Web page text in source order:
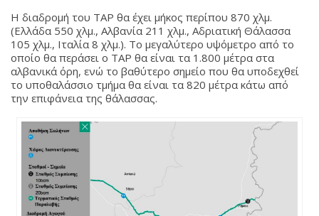
Η διαδρομή του TAP θα έχει μήκος περίπου 870 χλμ.
(Ελλάδα 550 χλμ., Αλβανία 211 χλμ., Αδριατική Θάλασσα
105 χλμ., Ιταλία 8 χλμ.). Το μεγαλύτερο υψόμετρο από το
οποίο θα περάσει ο TAP θα είναι τα 1.800 μέτρα στα
αλβανικά όρη, ενώ το βαθύτερο σημείο που θα υποδεχθεί
το υποθαλάσσιο τμήμα θα είναι τα 820 μέτρα κάτω από
την επιφάνεια της θάλασσας.